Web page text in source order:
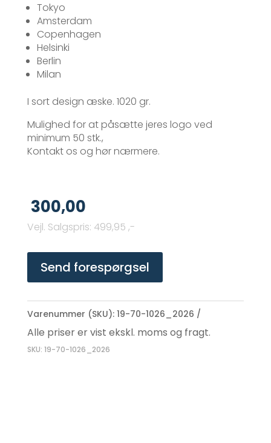
Tokyo
Amsterdam
Copenhagen
Helsinki
Berlin
Milan
I sort design æske. 1020 gr.
Mulighed for at påsætte jeres logo ved
minimum 50 stk.,
Kontakt os og hør nærmere.
300,00
Vejl. Salgspris: 499,95 ,-
Send forespørgsel
Varenummer (SKU): 19-70-1026_2026
Alle priser er vist ekskl. moms og fragt.
SKU: 19-70-1026_2026